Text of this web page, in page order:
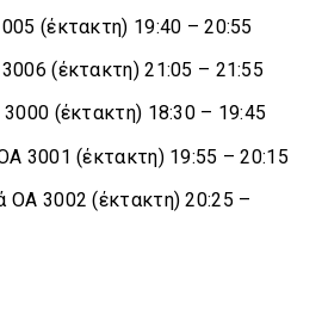
(έκτακτη) 19:40 – 20:55
(έκτακτη) 21:05 – 21:55
3000 (έκτακτη) 18:30 – 19:45
3001 (έκτακτη) 19:55 – 20:15
OA 3002 (έκτακτη) 20:25 –